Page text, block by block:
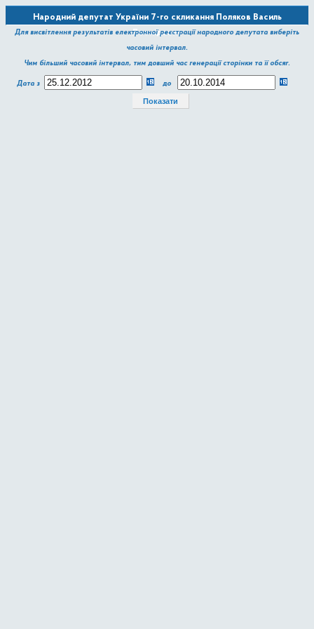
Народний депутат України 7-го скликання Поляков Василь
Леонідович
Для висвітлення результатів електронної реєстрації народного депутата виберіть
часовий інтервал.
Чим більший часовий інтервал, тим довший час генерації сторінки та її обсяг.
Дата з до